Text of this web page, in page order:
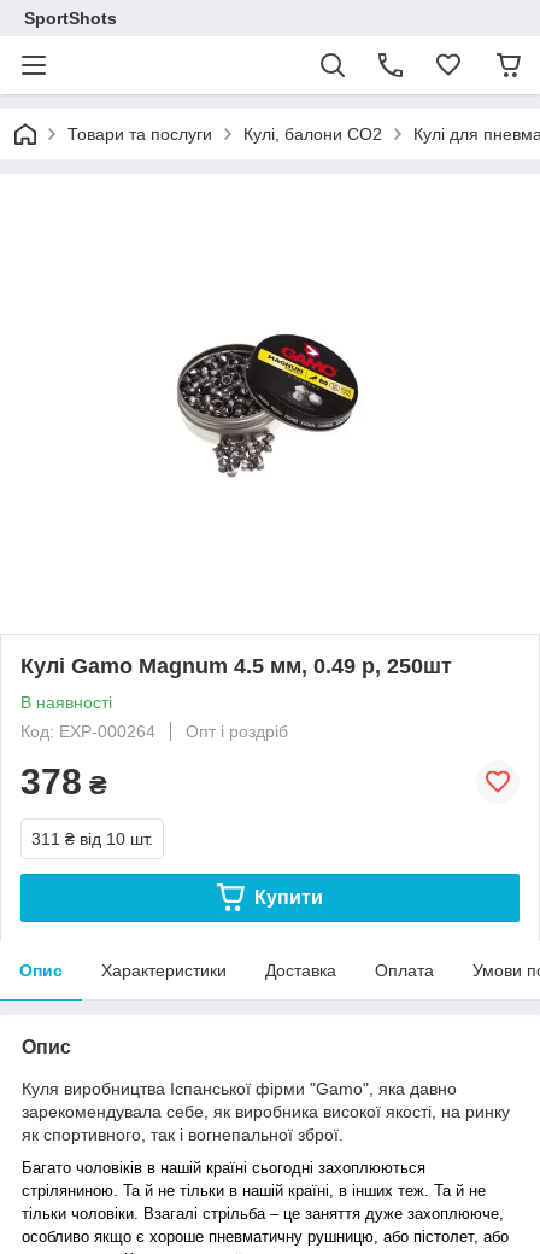
SportShots
Товари та послуги Кулі, балони СО2 Кулі для
Кулі Gamo Magnum 4.5 мм, 0.49 р, 250шт
В наявності
Код: EXP-000264
Опт і роздріб
378 ₴
311 ₴ від 10 шт.
Купити
Опис Характеристики Доставка Оплата Умови
Опис
Куля виробництва Іспанської фірми "Gamo", яка давно
зарекомендувала себе, як виробника високої якості, на ринку
як спортивного, так і вогнепальної зброї.
Багато чоловіків в нашій країні сьогодні захоплюються
стріляниною. Та й не тільки в нашій країні, в інших теж. Та й не
тільки чоловіки. Взагалі стрільба – це заняття дуже захоплююче,
особливо якщо є хороше пневматичну рушницю, або пістолет, або